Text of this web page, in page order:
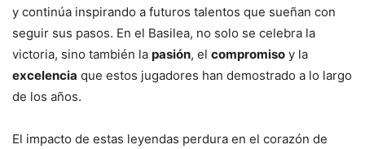
y continúa inspirando a futuros talentos que sueñan con
seguir sus pasos. En el Basilea, no solo se celebra la
victoria, sino también la pasión, el compromiso y la
excelencia que estos jugadores han demostrado a lo largo
de los años.
El impacto de estas leyendas perdura en el corazón de